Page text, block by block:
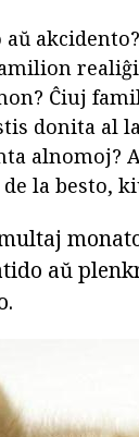
Ĉiuj
donita al
alnomoj?
la besto,
aŭ